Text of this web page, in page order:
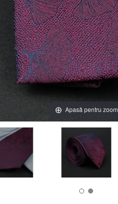
Apasă pentru zoom